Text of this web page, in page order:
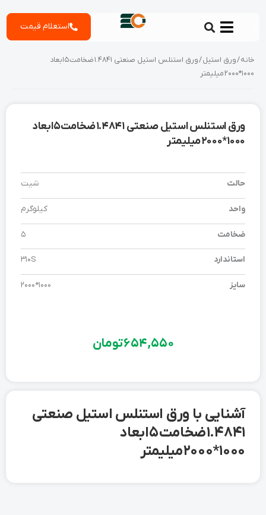
استعلام قیمت
خانه/ورق استیل
/ ورق استنلس استیل صنعتی 1.4841 ضخامت 5 ابعاد
1000*2000 میلیمتر
ورق استنلس استیل صنعتی 1.4841 ضخامت 5 ابعاد
1000*2000 میلیمتر
حالت شیت
واحد کیلوگرم
ضخامت 5
استاندارد 310S
سایز 1000*2000
654,550تومان
آشنایی با ورق استنلس استیل صنعتی
1.4841 ضخامت 5 ابعاد
1000*2000 میلیمتر